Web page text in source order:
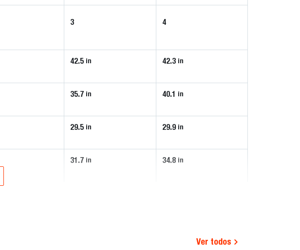
3 4
42.5 in 42.3 in
35.7 in 40.1 in
29.5 in 29.9 in
31.7 in 34.8 in
Ver todos